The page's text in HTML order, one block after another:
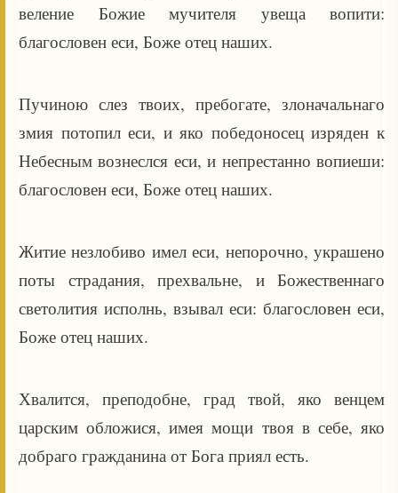
веление Божие мучителя увеща вопити:
благословен еси, Боже отец наших.
Пучиною слез твоих, пребогате, злоначальнаго
змия потопил еси, и яко победоносец изряден к
Небесным вознеслся еси, и непрестанно вопиеши:
благословен еси, Боже отец наших.
Житие незлобиво имел еси, непорочно, украшено
поты страдания, прехвальне, и Божественнаго
светолития исполнь, взывал еси: благословен еси,
Боже отец наших.
Хвалится, преподобне, град твой, яко венцем
царским обложися, имея мощи твоя в себе, яко
добраго гражданина от Бога приял есть.